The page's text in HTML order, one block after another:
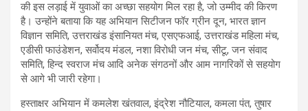
की इस लड़ाई में युवाओं का अच्छा सहयोग मिल रहा है, जो उम्मीद की किरण
है। उन्होंने बताया कि यह अभियान सिटीजन फॉर ग्रीन दून, भारत ज्ञान
विज्ञान समिति, उत्तराखंड इंसानियत मंच, एसएफआई, उत्तराखंड महिला मंच,
एडीसी फाउंडेशन, सर्वोदय मंडल, नशा विरोधी जन मंच, सीटू, जन संवाद
समिति, हिन्द स्वराज मंच आदि अनेक संगठनों और आम नागरिकों से सहयोग
से आगे भी जारी रहेगा।
हस्ताक्षर अभियान में कमलेश खंतवाल, इंद्रेश नौटियाल, कमला पंत, तुषार